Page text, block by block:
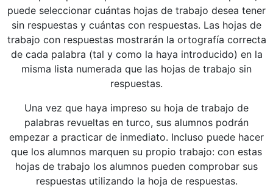
puede seleccionar cuántas hojas de trabajo desea tener
sin respuestas y cuántas con respuestas. Las hojas de
trabajo con respuestas mostrarán la ortografía correcta
de cada palabra (tal y como la haya introducido) en la
misma lista numerada que las hojas de trabajo sin
respuestas.
Una vez que haya impreso su hoja de trabajo de
palabras revueltas en turco, sus alumnos podrán
empezar a practicar de inmediato. Incluso puede hacer
que los alumnos marquen su propio trabajo: con estas
hojas de trabajo los alumnos pueden comprobar sus
respuestas utilizando la hoja de respuestas.